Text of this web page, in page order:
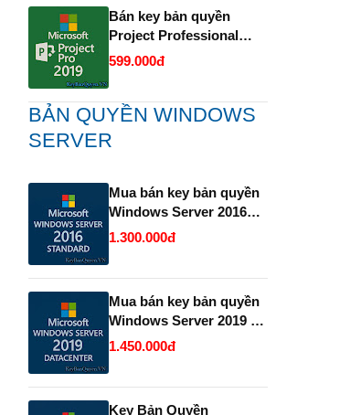
Bán key bản quyền
Project Professional
2019 và 2021 Full 32 và
599.000đ
BẢN QUYỀN WINDOWS
SERVER
Mua bán key bản quyền
Windows Server 2016
Standard .
1.300.000đ
Mua bán key bản quyền
Windows Server 2019 và
2022 Datacenter.
1.450.000đ
Key Bản Quyền